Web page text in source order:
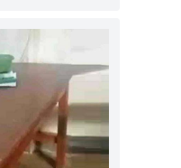
হাসান জিল্লুর
ইউনিয়নের
ফরজান আলী মাস্টারের
নিজেকে কখনো